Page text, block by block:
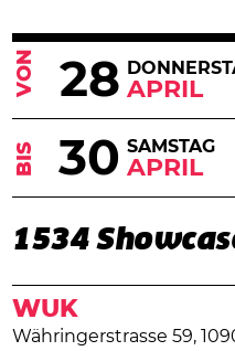
VON 28 APRIL
BIS 30 SAMSTAG
APRIL
1534
WUK
Währingerstrasse 59,